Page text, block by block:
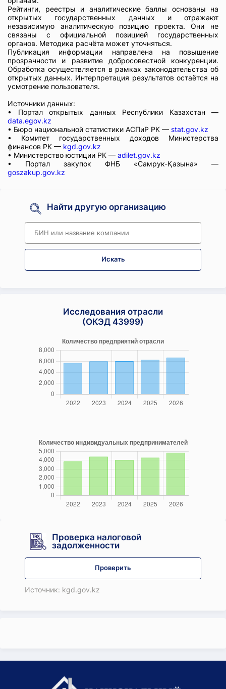
Рейтинги, реестры и аналитические баллы основаны на
открытых государственных данных и отражают
независимую аналитическую позицию проекта. Они не
связаны с официальной позицией государственных
органов. Методика расчёта может уточняться.
Публикация информации направлена на повышение
прозрачности и развитие добросовестной конкуренции.
Обработка осуществляется в рамках законодательства об
открытых данных. Интерпретация результатов остаётся на
усмотрение пользователя.
Источники данных:
• Портал открытых данных Республики Казахстан —
data.egov.kz
• Бюро национальной статистики АСПиР РК — stat.gov.kz
• Комитет государственных доходов Министерства
финансов РК — kgd.gov.kz
• Министерство юстиции РК — adilet.gov.kz
• Портал закупок ФНБ «Самрук-Қазына» —
goszakup.gov.kz
Найти другую организацию
Искать
Исследования отрасли
(ОКЭД 43999)
Проверка налоговой
задолженности
Проверить
Источник: kgd.gov.kz